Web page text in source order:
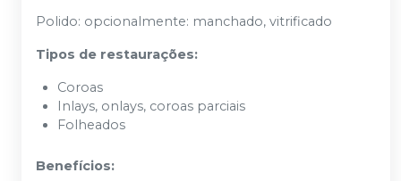
Polido: opcionalmente: manchado, vitrificado
Tipos de restaurações:
Coroas
Inlays, onlays, coroas parciais
Folheados
Benefícios: